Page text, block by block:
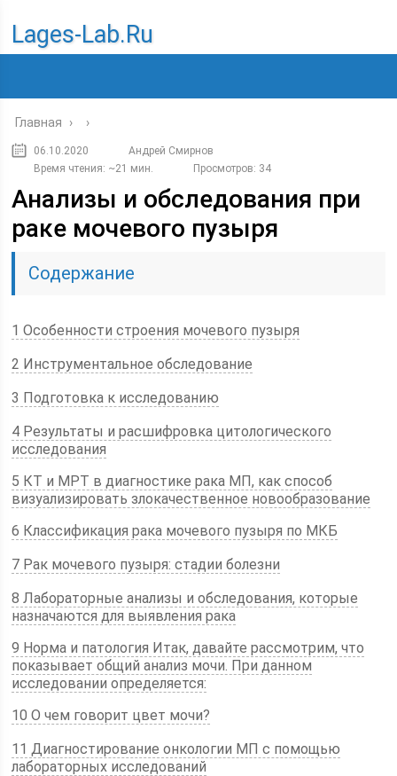
Lages-Lab.ru
Главная › ›
06.10.2020
Андрей Смирнов
Время чтения: ~21 мин.
Просмотров: 34
Анализы и обследования при
раке мочевого пузыря
Содержание
1 Особенности строения мочевого пузыря
2 Инструментальное обследование
3 Подготовка к исследованию
4 Результаты и расшифровка цитологического
исследования
5 КТ и МРТ в диагностике рака МП, как способ
визуализировать злокачественное новообразование
6 Классификация рака мочевого пузыря по МКБ
7 Рак мочевого пузыря: стадии болезни
8 Лабораторные анализы и обследования, которые
назначаются для выявления рака
9 Норма и патология Итак, давайте рассмотрим, что
показывает общий анализ мочи. При данном
исследовании определяется:
10 О чем говорит цвет мочи?
11 Диагностирование онкологии МП с помощью
лабораторных исследований